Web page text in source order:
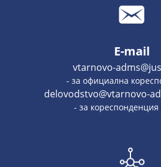
E-mail
vtarnovo-
- за официална
delovodstvo@vtarnovo-
- за кореспонденция